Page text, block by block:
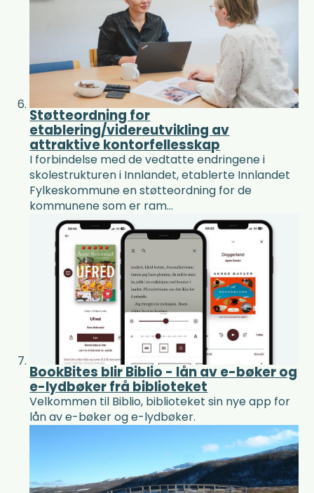
Støtteordning for
etablering/videreutvikling av
attraktive kontorfellesskap
I forbindelse med de vedtatte endringene i
skolestrukturen i Innlandet, etablerte Innlandet
Fylkeskommune en støtteordning for de
kommunene som er ram...
BookBites blir Biblio - lån av e-bøker og
e-lydbøker frå biblioteket
Velkommen til Biblio, biblioteket sin nye app for
lån av e-bøker og e-lydbøker.